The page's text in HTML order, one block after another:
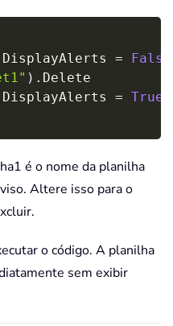
DisplayAlerts =
False
) . Delete
DisplayAlerts = True
é o nome da planilha
Altere isso para o
o código. A planilha
sem exibir